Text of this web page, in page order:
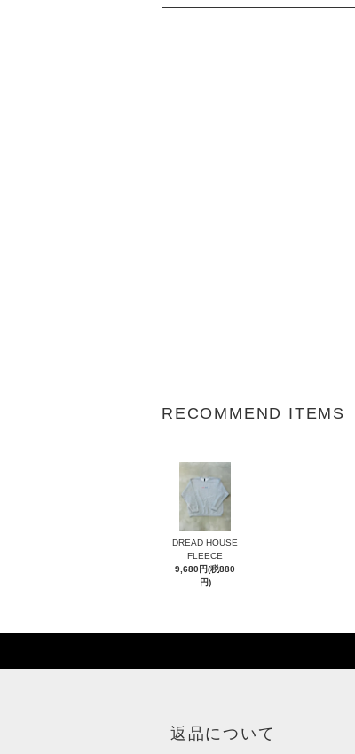
RECOMMEND ITEMS
DREAD HOUSE
FLEECE
9,680円(税880
円)
返品について